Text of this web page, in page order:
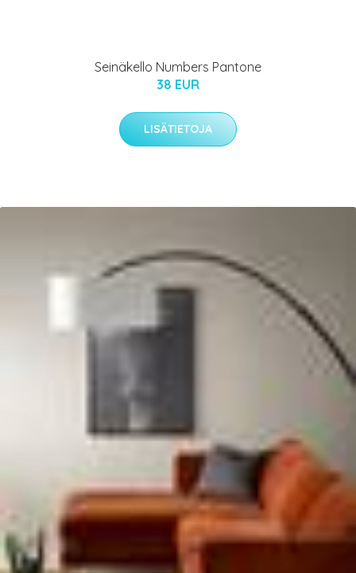
Seinäkello Numbers Pantone
38 EUR
LISÄTIETOJA